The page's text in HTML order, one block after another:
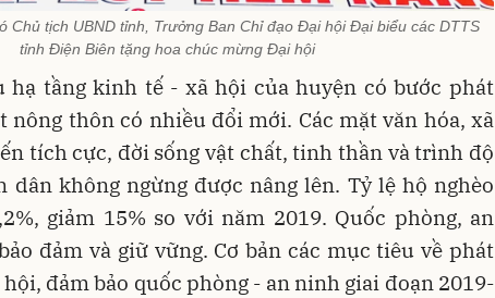
Chủ tịch UBND tỉnh, Trưởng Ban Chỉ đạo Đại hội Đại biểu các DTTS
tỉnh Điện Biên tặng hoa chúc mừng Đại hội
hạ tầng kinh tế - xã hội của huyện có bước phát
nông thôn có nhiều đổi mới. Các mặt văn hóa, xã
tích cực, đời sống vật chất, tinh thần và trình độ
dân không ngừng được nâng lên. Tỷ lệ hộ nghèo
giảm 15% so với năm 2019. Quốc phòng, an
đảm và giữ vững. Cơ bản các mục tiêu về phát
đảm bảo quốc phòng - an ninh giai đoạn 2019-